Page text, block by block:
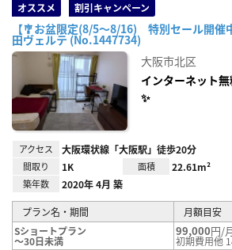
オススメ 割引キャンペーン
【🎐お盆限定(8/5～8/16) 特別セール開催
田ヴェルテ (No.1447734)
大阪市北区
インターネット
✨
アクセス 大阪環状線「大阪駅」徒歩20分
間取り 1K 面積 22.61m²
築年数 2020年 4月 築
プラン名・期間
月額目安
Sショートプラン
～30日未満
99,000円/
初期費用他